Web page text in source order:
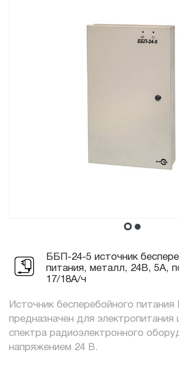
ББП-24-5 источник
питания, металл, 24В, 5А,
17/18А/ч
Источник бесперебойного
предназначен для электропитания
спектра радиоэлектронного
напряжением 24 В.